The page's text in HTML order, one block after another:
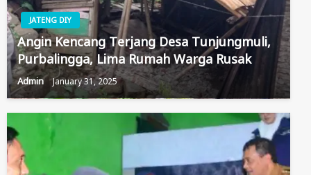
JATENG DIY
Angin Kencang Terjang Desa Tunjungmuli,
Purbalingga, Lima Rumah Warga Rusak
Admin January 31, 2025